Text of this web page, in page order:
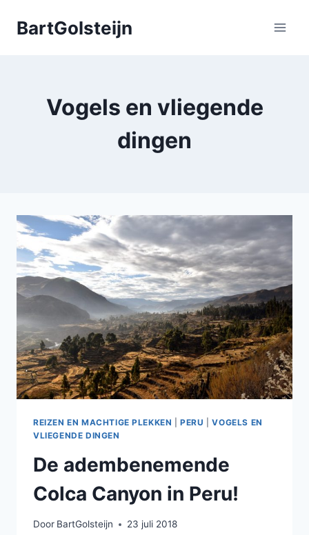
naarBartGolsteijn
Vogels en vliegende
dingen
REIZEN EN MACHTIGE PLEKKEN |PERU |VOGELS EN
VLIEGENDE DINGEN
De adembenemende
Colca Canyon in Peru!
Door BartGolsteijn 23 juli 2018